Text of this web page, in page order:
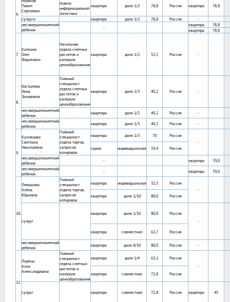
6.
Павел
Сергеевич
отдела
информационной
логистики
квартира доля 1/2 78,8 Россия квартира 78,8
супруга квартира доля 1/2 78,8 Россия
-
несовершеннолетний
ребенок
- квартира
78,8
квартира
78,8
7.
Капкаев
Олег
Фаритович
Начальник
отдела сметных
расчетов и
контроля
ценообразования
квартира доля 1/2 52,5 Россия -
8.
Костылева
Инна
Захировна
Главный
специалист
отдела сметных
расчетов и
контроля
ценообразования
квартира доля 1/3 40,2 Россия -
несовершеннолетний
ребенок
квартира доля 1/3 40,2 Россия
-
несовершеннолетний
ребенок
квартира доля 1/3 40,2 Россия -
9.
Кузнецова
Светлана
Николаевна
Главный
специалист
отдела торгов,
запросов
котировок
квартира доля 1/3 70
Россия
-
гараж
индивидуальная 19,4
Россия
несовершеннолетний
ребенок
- квартира
70,0
несовершеннолетний
ребенок
- квартира 70,0
10.
Левашова
Алёна
Юрьевна
Главный
специалист
отдела торгов,
запросов
котировок
квартира индивидуальная 32,5
Россия
-
квартира
доля 1/10 80,0 Россия
супруг
квартира доля 1/10 80,0
Россия
-
квартира совместная 61,7 Россия
несовершеннолетний
ребенок
квартира доля 8/10 80,0 Россия -
11.
Лоренц
Алла
Александровна
Главный
специалист
отдела сметных
расчетов и
контроля
ценообразования
квартира доля 1/4 63,1
Россия
-
квартира
совместная 72,8 Россия
супруг квартира совместная 72,8 Россия квартира 45